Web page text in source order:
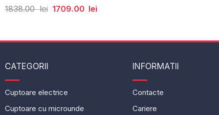
1838.00lei Prețul
inițial
1709.00 leiPrețul
curent
CATEGORII
Cuptoare electrice
Cuptoare cu microunde
INFORMATII
Contacte
Cariere